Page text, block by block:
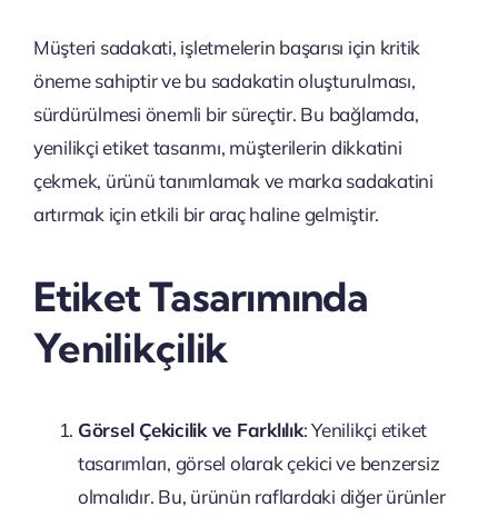
Müşteri sadakati, işletmelerin başarısı için kritik
öneme sahiptir ve bu sadakatin oluşturulması,
sürdürülmesi önemli bir süreçtir. Bu bağlamda,
yenilikçi etiket tasarımı, müşterilerin dikkatini
çekmek, ürünü tanımlamak ve marka sadakatini
artırmak için etkili bir araç haline gelmiştir.
Etiket Tasarımında
Yenilikçilik
Görsel Çekicilik ve Farklılık: Yenilikçi etiket
tasarımları, görsel olarak çekici ve benzersiz
olmalıdır. Bu, ürünün raflardaki diğer ürünler